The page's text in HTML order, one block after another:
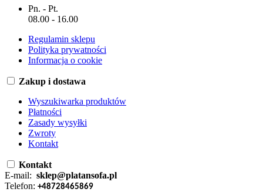
Pn. - Pt.
08.00 - 16.00
Regulamin sklepu
Polityka prywatności
Informacja o cookie
Zakup i dostawa
Wyszukiwarka produktów
Płatności
Zasady wysyłki
Zwroty
Kontakt
Kontakt
E-mail: sklep@platansofa.pl
Telefon: +48728465869